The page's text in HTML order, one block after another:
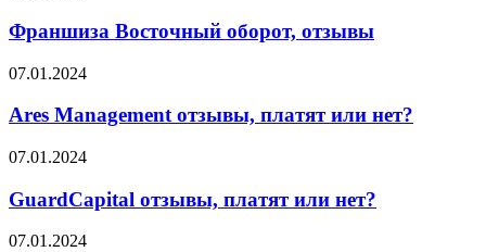
оборот,
отзывы
Франшиза Восточный оборот, отзывы
Ares
отзывы,
или
07.01.2024
Ares Management отзывы, платят или нет?
GuardCapital
платят
или
нет?
07.01.2024
GuardCapital отзывы, платят или нет?
Win4Trader
07.01.2024